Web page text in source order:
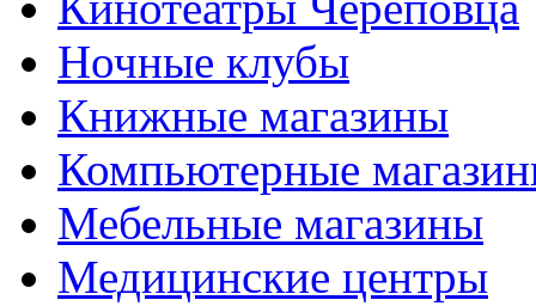
Ночные клубы
Книжные магазины
Компьютерные
Мебельные магазины
Медицинские центры